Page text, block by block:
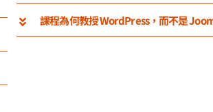
課程為何教授 WordPress，而不是